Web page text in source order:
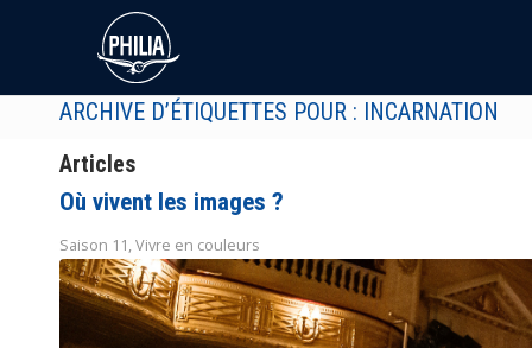
ARCHIVE D’ÉTIQUETTES POUR : INCARNATION
Articles
Où vivent les images ?
Saison 11, Vivre en couleurs